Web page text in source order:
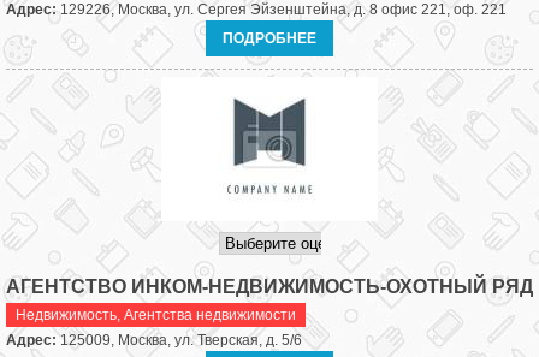
Адрес: 129226, Москва, ул. Сергея Эйзенштейна, д. 8 офис 221, оф. 221
ПОДРОБНЕЕ
АГЕНТСТВО ИНКОМ-НЕДВИЖИМОСТЬ-ОХОТНЫЙ РЯД
Недвижимость, Агентства недвижимости
Адрес:125009, Москва, ул. Тверская, д. 5/6